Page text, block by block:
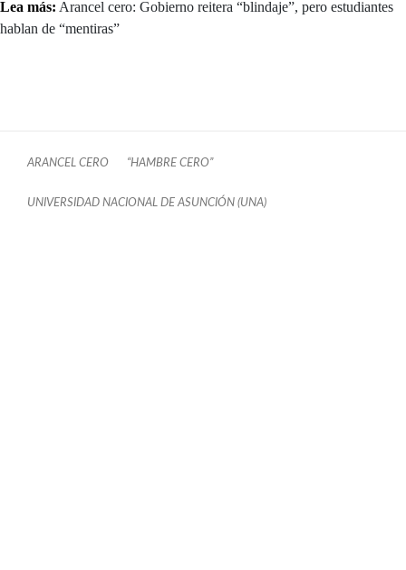
Lea más: Arancel cero: Gobierno reitera “blindaje”, pero estudiantes
hablan de “mentiras”
ARANCEL CERO “HAMBRE CERO”
UNIVERSIDAD NACIONAL DE ASUNCIÓN (UNA)